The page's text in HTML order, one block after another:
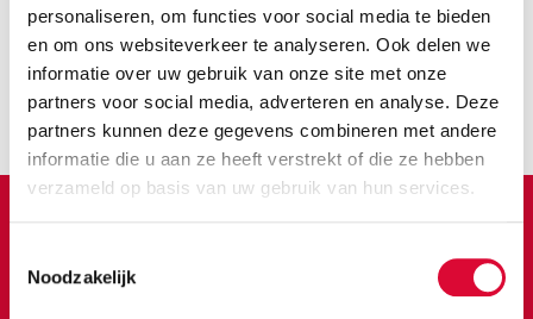
personaliseren, om functies voor social media te bieden
en om ons websiteverkeer te analyseren. Ook delen we
informatie over uw gebruik van onze site met onze
partners voor social media, adverteren en analyse. Deze
partners kunnen deze gegevens combineren met andere
informatie die u aan ze heeft verstrekt of die ze hebben
verzameld op basis van uw gebruik van hun services.
Noodzakelijk
op dit vlak, Dynamo nog breder toe te passen. Zo kijken we hoe
we scripts die we hebben ontwikkeld voor een specifiek project,
toepasbaar kunnen maken voor andere projecten. Ook bouwen
we een eigen scripts-bibliotheek op. Want door te blijven
innoveren, helpen wij onze opdrachtgevers alles uit hun
bouwprojecten te halen.
BOUWKUNDE